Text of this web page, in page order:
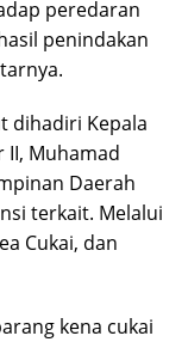
peredaran
penindakan
dihadiri Kepala
II, Muhamad
Daerah
terkait. Melalui
Cukai, dan
kena cukai